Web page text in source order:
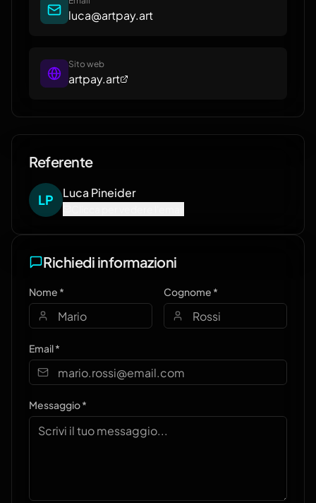
luca@artpay.art
Sito web
artpay.art
Referente
LP Luca Pineider
Richiedi informazioni
Nome * Cognome *
Email *
Messaggio *